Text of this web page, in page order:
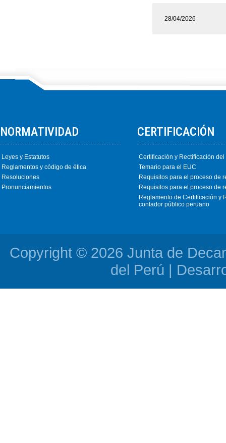
28/04/2026
NORMATIVIDAD
Leyes y Estatutos
Reglamentos y código de ética
Resoluciones
Pronunciamientos
CERTIFICACIÓN
Certificación y Rectificación
Temario para el EUC
Requisitos para el proceso de
Requisitos para el proceso de
Reglamento de Certificación y
contador público peruano
Copyright © 2026 Junta de
del Perú |